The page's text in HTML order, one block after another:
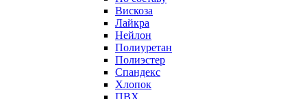
Вискоза
Лайкра
Нейлон
Полиуретан
Полиэстер
Спандекс
Хлопок
ПВХ